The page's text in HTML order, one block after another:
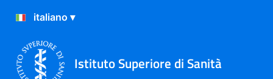
Istituto Superiore di Sanità